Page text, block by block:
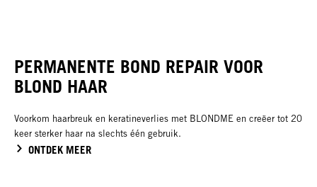
PERMANENTE BOND REPAIR VOOR
BLOND HAAR
Voorkom haarbreuk en keratineverlies met BLONDME en creëer tot 20
keer sterker haar na slechts één gebruik.
ONTDEK MEER